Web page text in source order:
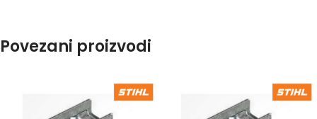
Povezani proizvodi